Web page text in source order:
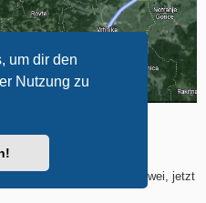
um dir den
Nutzung zu
gefahren, dann warens zwei, jetzt